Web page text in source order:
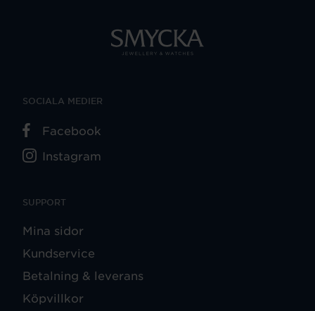
SUPPORT
Mina sidor
Kundservice
Betalning & leverans
Köpvillkor
SOCIALA MEDIER
Facebook
Instagram